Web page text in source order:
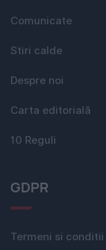
Comunicate
Stiri calde
Despre noi
Carta editorială
10 Reguli
GDPR
Termeni si conditii